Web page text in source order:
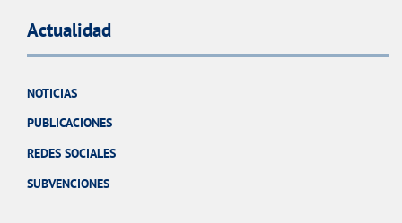
Actualidad
NOTICIAS
PUBLICACIONES
REDES SOCIALES
SUBVENCIONES